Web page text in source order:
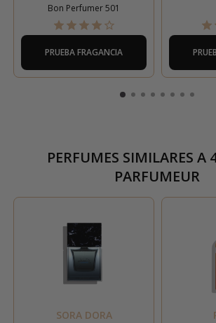
Bon Perfumer 501
PRUEBA FRAGANCIA
PERFUMES SIMILARES A
PARFUMEUR
SORA DORA